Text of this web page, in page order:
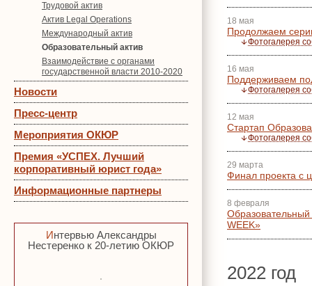
Трудовой актив
Актив Legal Operations
Международный актив
Образовательный актив
Взаимодействие с органами
государственной власти 2010-2020
Новости
Пресс-центр
Мероприятия ОКЮР
Премия «УСПЕХ. Лучший
корпоративный юрист года»
Информационные партнеры
Интервью Александры
Нестеренко к 20-летию ОКЮР
18 мая
Продолжаем
Фотогалерея
16 мая
Поддерживаем
Фотогалерея
12 мая
Стартап
Фотогалерея
29 марта
Финал проекта с
8 февраля
WEEK»
2022 год